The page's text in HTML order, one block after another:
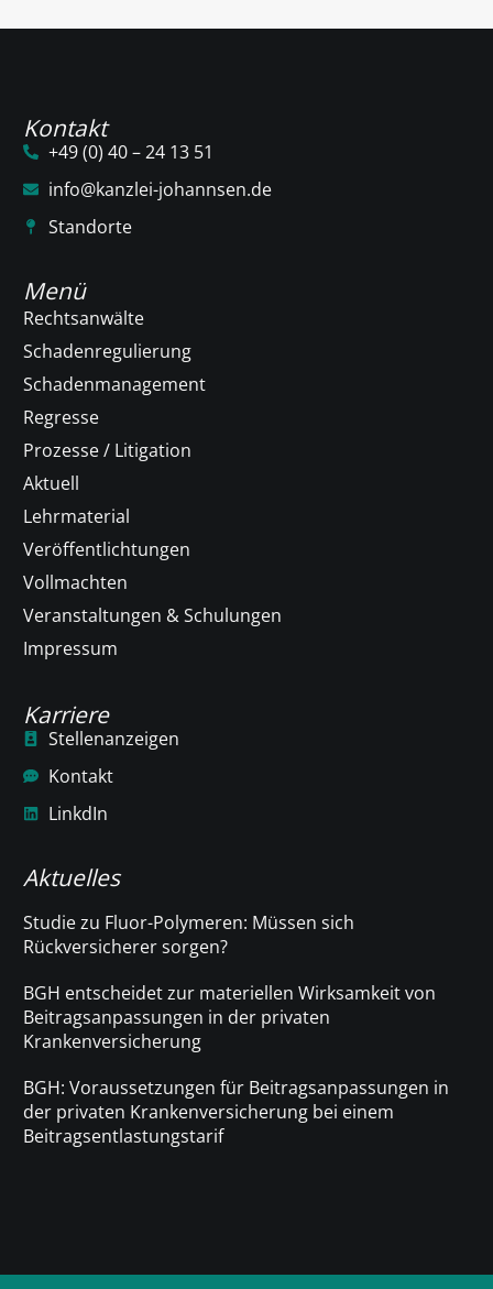
Kontakt
+49 (0) 40 – 24 13 51
info@kanzlei-johannsen.de
Standorte
Menü
Rechtsanwälte
Schadenregulierung
Schadenmanagement
Regresse
Prozesse / Litigation
Aktuell
Lehrmaterial
Veröffentlichtungen
Vollmachten
Veranstaltungen & Schulungen
Impressum
Karriere
Stellenanzeigen
Kontakt
LinkdIn
Aktuelles
Studie zu Fluor-Polymeren: Müssen sich
Rückversicherer sorgen?
BGH entscheidet zur materiellen Wirksamkeit von
Beitragsanpassungen in der privaten
Krankenversicherung
BGH: Voraussetzungen für Beitragsanpassungen in
der privaten Krankenversicherung bei einem
Beitragsentlastungstarif